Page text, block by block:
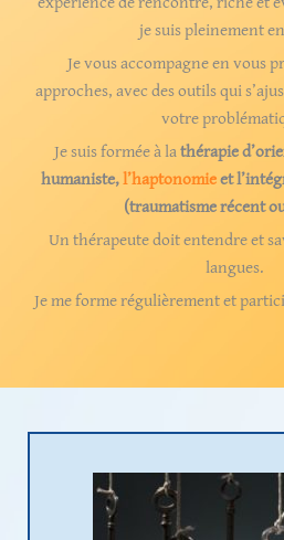
je suis pleinement
Je vous accompagne en vous
approches, avec des outils qui
votre
Je suis formée à lathérapie
humaniste,l’haptonomieet
(traumatisme récent
Un thérapeute doit entendre et
langues.
Je me forme régulièrement et